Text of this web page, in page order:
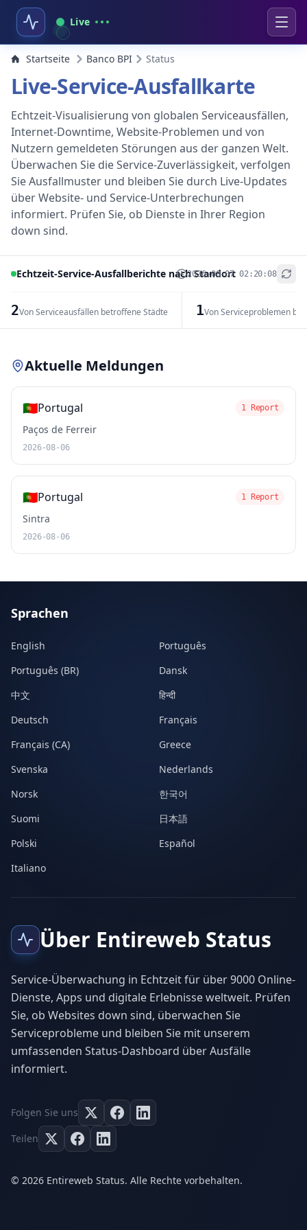
Live
Startseite Banco BPI Status
Live-Service-Ausfallkarte
Echtzeit-Visualisierung von globalen Serviceausfällen,
Internet-Downtime, Website-Problemen und von
Nutzern gemeldeten Störungen aus der ganzen Welt.
Überwachen Sie die Service-Zuverlässigkeit, verfolgen
Sie Ausfallmuster und bleiben Sie durch Live-Updates
über Website- und Service-Unterbrechungen
informiert. Prüfen Sie, ob Dienste in Ihrer Region
down sind.
Echtzeit-Service-Ausfallberichte nach Standort
2026-08-07 02:20:08
2Von Serviceausfällen betroffene Städte 1Von Serviceproblemen
+
Aktuelle Meldungen
🇵🇹Portugal 1 Report
Paços de Ferreir
2026-08-06
🇵🇹Portugal 1 Report
Sintra
2026-08-06
Sprachen
English
Português
Português (BR)
Dansk
中文
हिन्दी
Deutsch
Français
Français (CA)
Greece
Svenska
Nederlands
Norsk
한국어
Suomi
日本語
Polski
Español
Italiano
Über Entireweb Status
Service-Überwachung in Echtzeit für über 9000 Online-
Dienste, Apps und digitale Erlebnisse weltweit. Prüfen
Sie, ob Websites down sind, überwachen Sie
Serviceprobleme und bleiben Sie mit unserem
umfassenden Status-Dashboard über Ausfälle
informiert.
Folgen Sie uns
Teilen
© 2026 Entireweb Status. Alle Rechte vorbehalten.